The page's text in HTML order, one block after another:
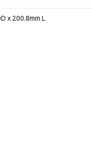
x 200.8mm L